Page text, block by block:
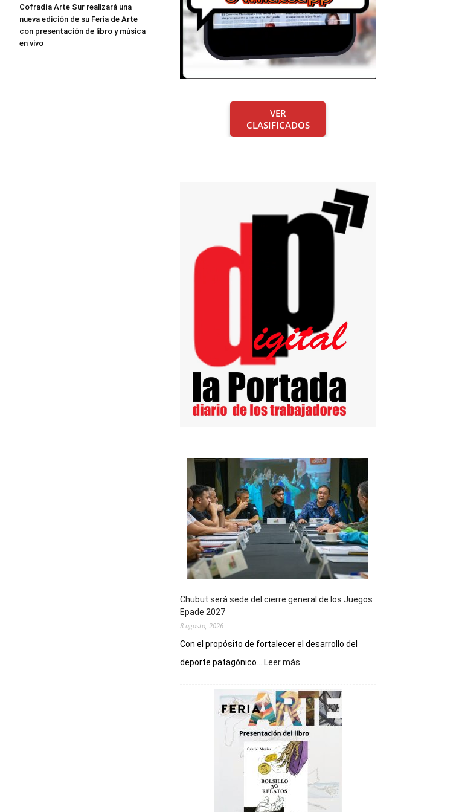
Cofradía Arte Sur realizará una
nueva edición de su Feria de Arte
con presentación de libro y música
en vivo
VER
CLASIFICADOS
Chubut será sede del cierre general de los Juegos
Epade 2027
8 agosto, 2026
Con el propósito de fortalecer el desarrollo del
deporte patagónico...
Leer más
sede
del
cierre
general
de
los
Juegos
Epade
2027